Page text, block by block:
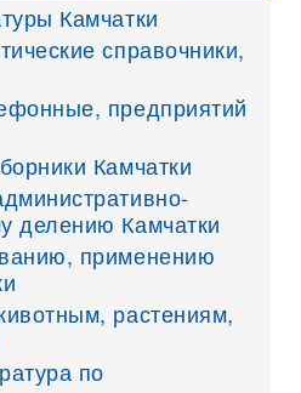
Камчатки
справочники,
предприятий
Камчатки
делению Камчатки
применению
растениям,
по